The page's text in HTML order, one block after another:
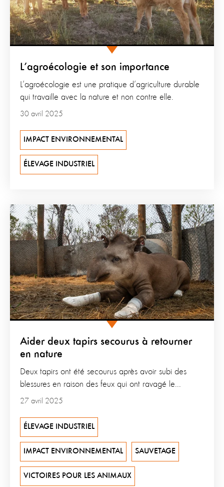
L’agroécologie et son importance
30 avril 2025
L’agroécologie est une pratique d’agriculture durable
qui travaille avec la nature et non contre elle.
IMPACT ENVIRONNEMENTAL
ÉLEVAGE INDUSTRIEL
Aider deux tapirs secourus à retourner
en nature
27 avril 2025
Deux tapirs ont été secourus après avoir subi des
blessures en raison des feux qui ont ravagé le...
ÉLEVAGE INDUSTRIEL
IMPACT ENVIRONNEMENTAL SAUVETAGE
VICTOIRES POUR LES ANIMAUX